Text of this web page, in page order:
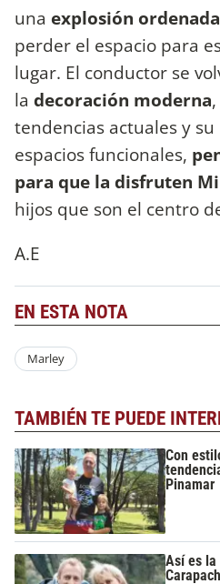
una explosión
perder el espacio para
lugar. El conductor se
la decoración moderna
tendencias actuales y
espacios funcionales,
para que la disfruten
hijos que son el centro
A.E
EN ESTA NOTA
Marley
TAMBIÉN TE PUEDE
Con
Pinamar
Así es la